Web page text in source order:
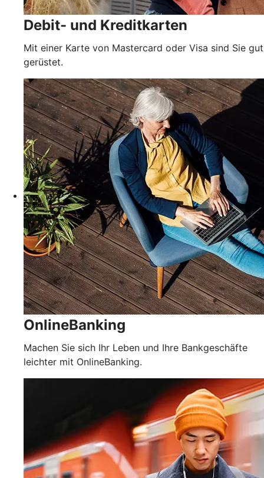
Debit- und Kreditkarten
Mit einer Karte von Mastercard oder Visa sind Sie gut
gerüstet.
OnlineBanking
Machen Sie sich Ihr Leben und Ihre Bankgeschäfte
leichter mit OnlineBanking.